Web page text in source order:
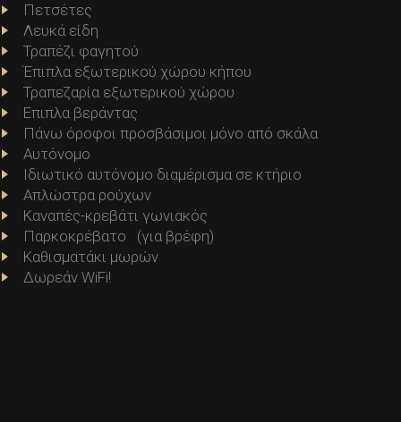
Πετσέτες
Λευκά είδη
Τραπέζι φαγητού
Έπιπλα εξωτερικού χώρου κήπου
Τραπεζαρία εξωτερικού χώρου
Επιπλα βεράντας
Πάνω όροφοι προσβάσιμοι μόνο από σκάλα
Αυτόνομο
Ιδιωτικό αυτόνομο διαμέρισμα σε κτήριο
Απλώστρα ρούχων
Καναπές-κρεβάτι γωνιακός
Παρκοκρέβατο (για βρέφη)
Καθισματάκι μωρών
Δωρεάν WiFi!